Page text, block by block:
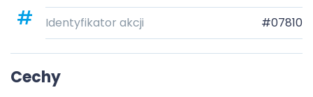
Identyfikator akcji
#07810
Cechy